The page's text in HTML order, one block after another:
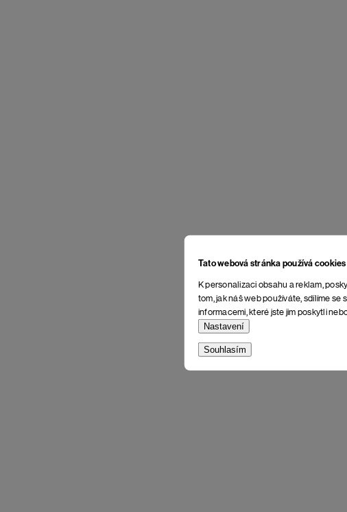
Tato webová stránka používá cookies
K personalizaci obsahu a reklam,
tom, jak náš web používáte, sdílíme se
informacemi, které jste jim poskytli
Nastavení
Souhlasím